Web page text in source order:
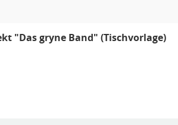
"Das gryne Band" (Tischvorlage)